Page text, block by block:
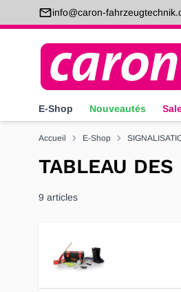
Allez au contenuinfo@caron-
E-Shop Nouveautés
Accueil E-Shop
TABLEAU DES
9 articles